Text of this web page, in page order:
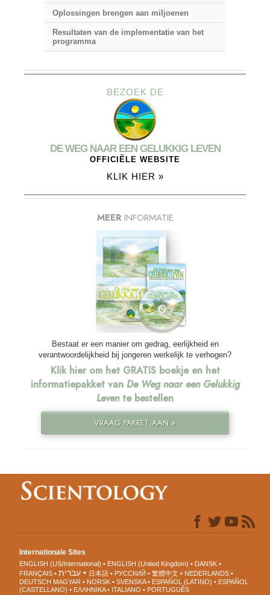
Oplossingen brengen aan miljoenen
Resultaten van de implementatie van het
programma
BEZOEK DE
DE WEG NAAR EEN GELUKKIG LEVEN
OFFICIËLE WEBSITE
KLIK HIER »
MEER INFORMATIE
Bestaat er een manier om gedrag, eerlijkheid en
verantwoordelijkheid bij jongeren werkelijk te verhogen?
Klik hier om het GRATIS boekje en het
informatiepakket van De Weg naar een Gelukkig
Levente bestellen
VRAAG PAKKET AAN »
Internationale Sites
ENGLISH (US/International) ENGLISH (United Kingdom)
DANSK
FRANÇAIS
עברית 日本語 РУССКИЙ 繁體中文
NEDERLANDS
DEUTSCH MAGYAR NORSK SVENSKA ESPAÑOL (LATINO)
ESPAÑOL
(CASTELLANO)
ΕΛΛΗΝΙΚA ITALIANO PORTUGUÊS